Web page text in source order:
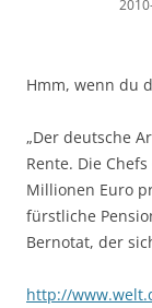
Hmm, wenn du
„Der deutsche
Rente. Die
Millionen Euro
fürstliche
Bernotat, der
http://